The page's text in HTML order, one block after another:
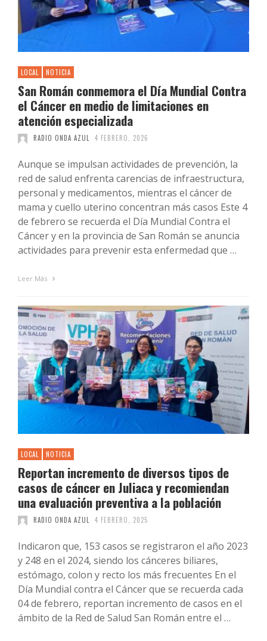
LOCAL NOTICIA
San Román conmemora el Día Mundial Contra
el Cáncer en medio de limitaciones en
atención especializada
RADIO ONDA AZUL 4 FEBRERO, 2026
Aunque se impulsan actividades de prevención, la
red de salud enfrenta carencias de infraestructura,
personal y medicamentos, mientras el cáncer de
mama y cuello uterino concentran más casos Este 4
de febrero se recuerda el Día Mundial Contra el
Cáncer y en la provincia de San Román se anuncia
actividades para prevenir esta enfermedad que …
Leer Más
LOCAL NOTICIA
Reportan incremento de diversos tipos de
casos de cáncer en Juliaca y recomiendan
una evaluación preventiva a la población
RADIO ONDA AZUL 4 FEBRERO, 2025
Indicaron que, 153 casos se registraron el año 2023
y 248 en el 2024, siendo los cánceres biliares,
estómago, colon y recto los más frecuentes En el
Día Mundial contra el Cáncer que se recuerda cada
04 de febrero, reportan incremento de casos en el
ámbito de la Red de Salud San Román entre el …